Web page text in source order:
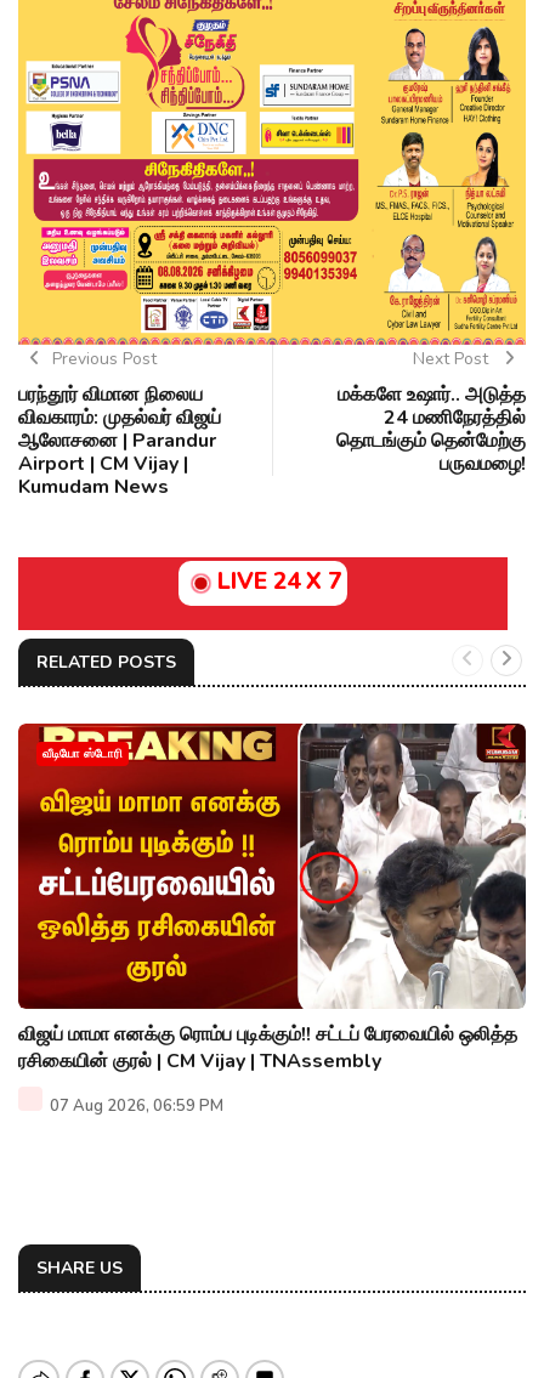
Previous Post
பரந்தூர் விமான நிலைய
விவகாரம்: முதல்வர் விஜய்
ஆலோசனை | Parandur
Airport | CM Vijay |
Kumudam News
Next Post
மக்களே உஷார்.. அடுத்த
24 மணிநேரத்தில்
தொடங்கும் தென்மேற்கு
பருவமழை!
LIVE 24 X 7
RELATED POSTS
வீடியோ ஸ்டோரி
விஜய் மாமா எனக்கு ரொம்ப புடிக்கும்!! சட்டப் பேரவையில் ஒலித்த
ரசிகையின் குரல் | CM Vijay | TNAssembly
07 Aug 2026, 06:59 PM
SHARE US